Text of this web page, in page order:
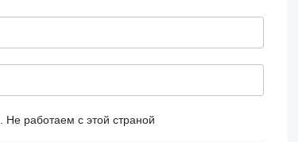
Не работаем с этой страной